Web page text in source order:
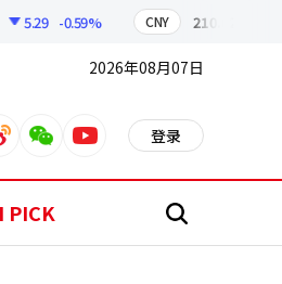
5.29 -0.59% CNY 210.02
2026年08月07日
weixinyoutube 登录
PICK 搜